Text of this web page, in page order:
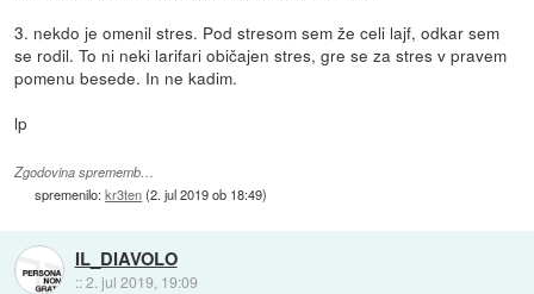
3. nekdo je omenil stres. Pod stresom sem že celi lajf, odkar sem
se rodil. To ni neki larifari običajen stres, gre se za stres v pravem
pomenu besede. In ne kadim.
lp
Zgodovina sprememb…
spremenilo:kr3ten(2. jul 2019 ob 18:49)
IL_DIAVOLO
::2. jul 2019, 19:09